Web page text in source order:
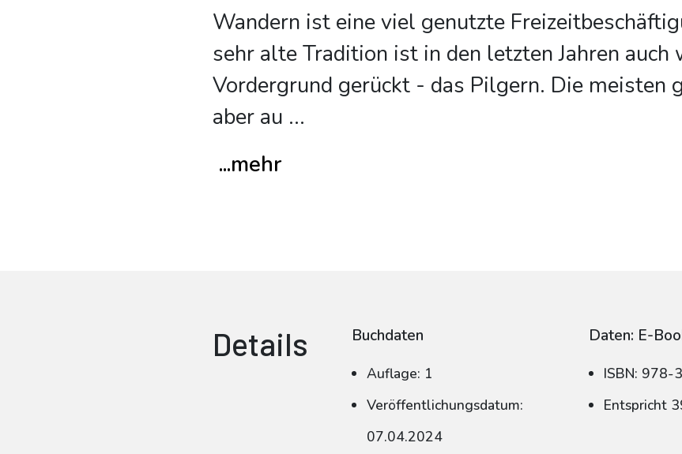
Wandern ist eine viel genutzte
sehr alte Tradition ist in den letzten Jahren auch
Vordergrund gerückt - das Pilgern. Die meisten
aber au ...
...mehr
Details Buchdaten
Auflage: 1
Veröffentlichungsdatum:
07.04.2024
Daten: E-
ISBN:
Entspricht